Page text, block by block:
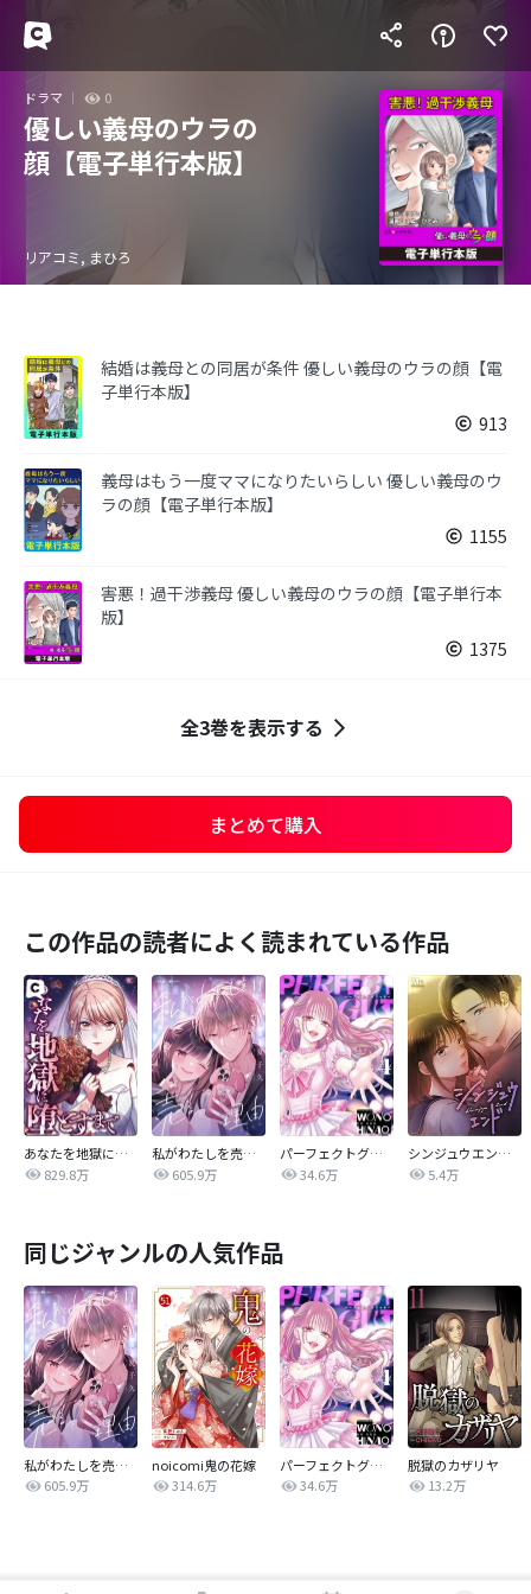
ドラマ 0
優しい義母のウラの
顔【電子単行本版】
リアコミ, まひろ
結婚は義母との同居が条件 優しい義母のウラの顔【電
子単行本版】
913
義母はもう一度ママになりたいらしい 優しい義母のウ
ラの顔【電子単行本版】
1155
害悪！過干渉義母 優しい義母のウラの顔【電子単行本
版】
1375
全3巻を表示する
まとめて購入
この作品の読者によく読まれている作品
あなたを地獄に堕とすまで
829.8万
私がわたしを売る理由
605.9万
パーフェクトグリッター
34.6万
シンジュウエンド【タテヨミ】
5.4万
同じジャンルの人気作品
私がわたしを売る理由
605.9万
noicomi鬼の花嫁
314.6万
パーフェクトグリッター
34.6万
脱獄のカザリヤ
13.2万